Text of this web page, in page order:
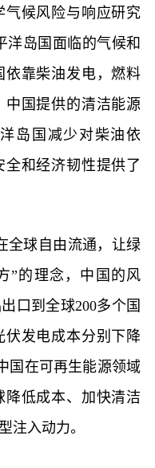
候风险与响应研究
洋岛国面临的气候和
依靠柴油发电，燃料
中国提供的清洁能源
岛国减少对柴油依
和经济韧性提供了
球自由流通，让绿
”的理念，中国的风
口到全球200多个国
伏发电成本分别下降
国在可再生能源领域
降低成本、加快清洁
注入动力。